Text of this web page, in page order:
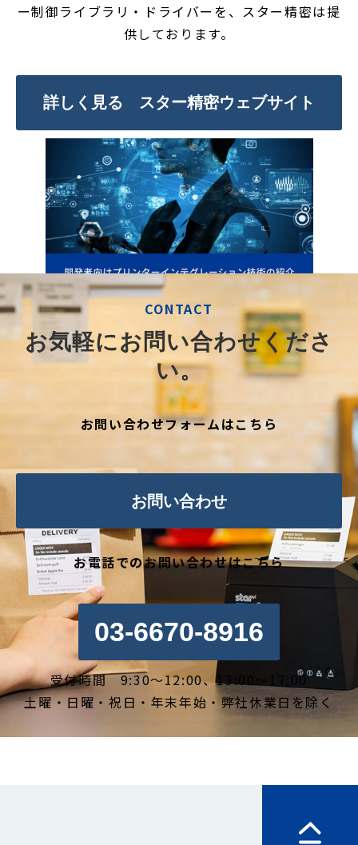
ー制御ライブラリ・ドライバーを、スター精密は提
供しております。
詳しく見る スター精密ウェブサイト
CONTACT
お気軽にお問い合わせくださ
い。
お問い合わせフォームはこちら
お問い合わせ
お電話でのお問い合わせはこちら
03-6670-8916
受付時間 9:30～12:00、13:00～17:00
土曜・日曜・祝日・年末年始・弊社休業日を除く